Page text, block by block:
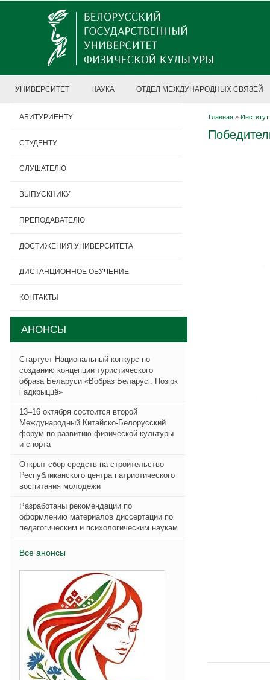
УНИВЕРСИТЕТ НАУКА ОТДЕЛ МЕЖДУНАРОДНЫХ СВЯЗЕЙ
Главная »
АБИТУРИЕНТУ
СТУДЕНТУ
СЛУШАТЕЛЮ
ВЫПУСКНИКУ
ПРЕПОДАВАТЕЛЮ
ДОСТИЖЕНИЯ УНИВЕРСИТЕТА
ДИСТАНЦИОННОЕ ОБУЧЕНИЕ
КОНТАКТЫ
АНОНСЫ
Стартует Национальный конкурс по
созданию концепции туристического
образа Беларуси «Вобраз Беларусi. Позiрк
i адкрыццё»
13–16 октября состоится второй
Международный Китайско-Белорусский
форум по развитию физической культуры
и спорта
Открыт сбор средств на строительство
Республиканского центра патриотического
воспитания молодежи
Разработаны рекомендации по
оформлению материалов диссертации по
педагогическим и психологическим наукам
Все анонсы